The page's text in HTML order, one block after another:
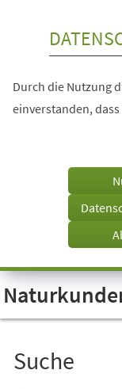
Visuelle
Assistenzsoftware
öffnen.
Durch die Nutzung
einverstanden,
Suche